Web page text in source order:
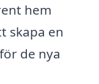
hem
skapa en
de nya